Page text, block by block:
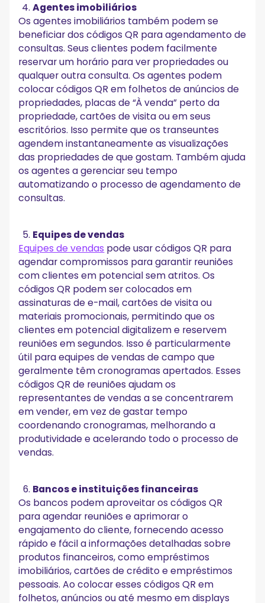
Agentes imobiliários
Os agentes imobiliários também podem se
beneficiar dos códigos QR para agendamento de
consultas. Seus clientes podem facilmente
reservar um horário para ver propriedades ou
qualquer outra consulta. Os agentes podem
colocar códigos QR em folhetos de anúncios de
propriedades, placas de “À venda” perto da
propriedade, cartões de visita ou em seus
escritórios. Isso permite que os transeuntes
agendem instantaneamente as visualizações
das propriedades de que gostam. Também ajuda
os agentes a gerenciar seu tempo
automatizando o processo de agendamento de
consultas.
Equipes de vendas
Equipes de vendas pode usar códigos QR para
agendar compromissos para garantir reuniões
com clientes em potencial sem atritos. Os
códigos QR podem ser colocados em
assinaturas de e-mail, cartões de visita ou
materiais promocionais, permitindo que os
clientes em potencial digitalizem e reservem
reuniões em segundos. Isso é particularmente
útil para equipes de vendas de campo que
geralmente têm cronogramas apertados. Esses
códigos QR de reuniões ajudam os
representantes de vendas a se concentrarem
em vender, em vez de gastar tempo
coordenando cronogramas, melhorando a
produtividade e acelerando todo o processo de
vendas.
Bancos e instituições financeiras
Os bancos podem aproveitar os códigos QR
para agendar reuniões e aprimorar o
engajamento do cliente, fornecendo acesso
rápido e fácil a informações detalhadas sobre
produtos financeiros, como empréstimos
imobiliários, cartões de crédito e empréstimos
pessoais. Ao colocar esses códigos QR em
folhetos, anúncios ou até mesmo em displays